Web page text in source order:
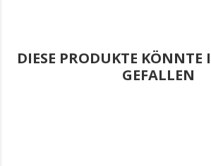
DIESE PRODUKTE
GEFALLEN